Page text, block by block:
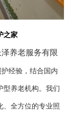
之家
养老服务有限
经验，结合国内
型养老机构。我们
、全方位的专业照